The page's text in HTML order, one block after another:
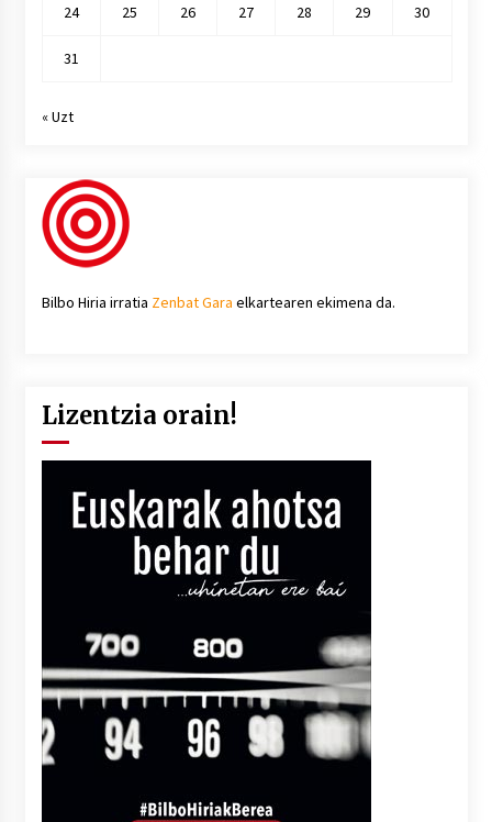
24 25 26 27 28 29 30
31
« Uzt
Bilbo Hiria irratia Zenbat Gara elkartearen ekimena da.
Lizentzia orain!